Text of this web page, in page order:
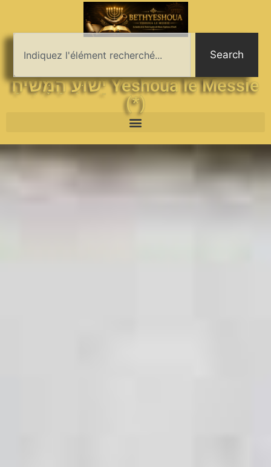
Search
יֵשׁוּעַ הַמָּשִׁיחַ Yeshoua le Messie
(*)